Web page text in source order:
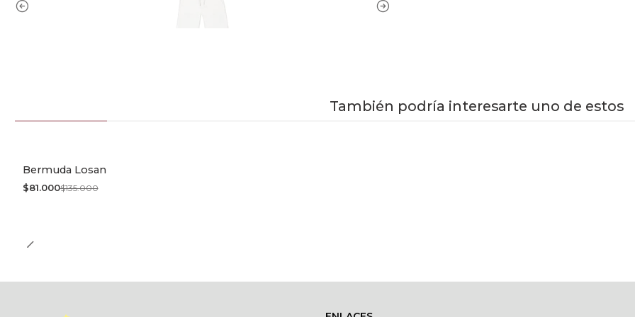
También podría interesarte uno de estos
-40% OFF
Bermuda Losan
$81.000$135.000